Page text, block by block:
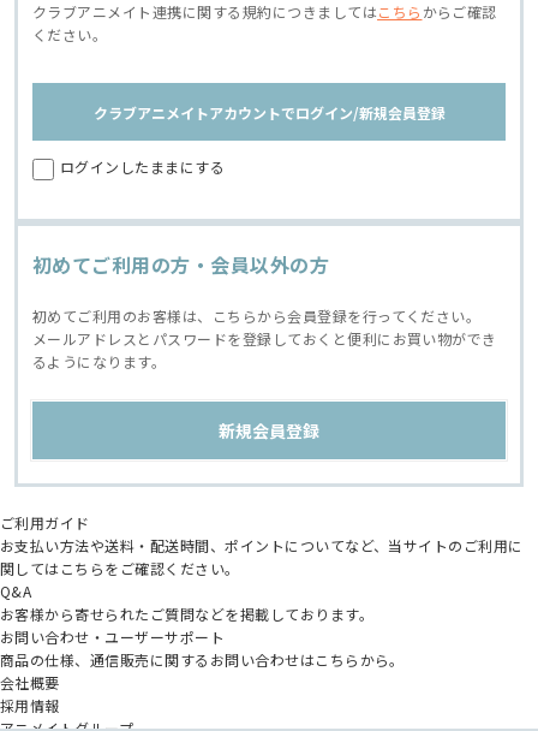
クラブアニメイト連携に関する規約につきましてはこちら からご確認
ください。
クラブアニメイトアカウントでログイン/新規会員登録
ログインしたままにする
初めてご利用の方・会員以外の方
初めてご利用のお客様は、こちらから会員登録を行ってください。
メールアドレスとパスワードを登録しておくと便利にお買い物ができ
るようになります。
ご利用ガイド
お支払い方法や送料・配送時間、ポイントについてなど、当サイトのご利用に
関してはこちらをご確認ください。
Q&A
お客様から寄せられたご質問などを掲載しております。
お問い合わせ・ユーザーサポート
商品の仕様、通信販売に関するお問い合わせはこちらから。
会社概要
採用情報